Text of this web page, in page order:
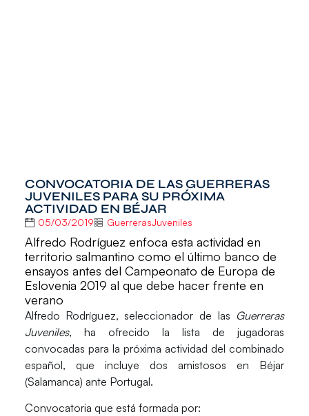
CONVOCATORIA DE LAS GUERRERAS
JUVENILES PARA SU PRÓXIMA
ACTIVIDAD EN BÉJAR
05/03/2019 GuerrerasJuveniles
Alfredo Rodríguez enfoca esta actividad en
territorio salmantino como el último banco de
ensayos antes del Campeonato de Europa de
Eslovenia 2019 al que debe hacer frente en
verano
Alfredo Rodríguez, seleccionador de las Guerreras
Juveniles, ha ofrecido la lista de jugadoras
convocadas para la próxima actividad del combinado
español, que incluye dos amistosos en Béjar
(Salamanca) ante Portugal.
Convocatoria que está formada por: